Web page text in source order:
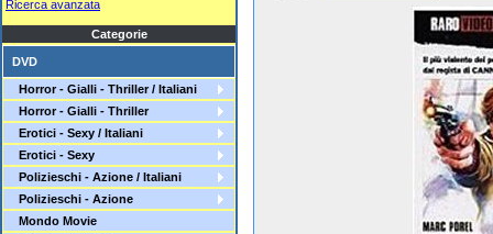
Ricerca avanzata
Categorie
DVD
Horror - Gialli - Thriller / Italiani
Horror - Gialli - Thriller
Erotici - Sexy / Italiani
Erotici - Sexy
Polizieschi - Azione / Italiani
Polizieschi - Azione
Mondo Movie